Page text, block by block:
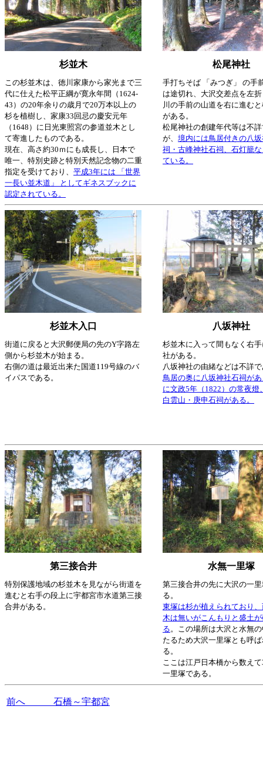
杉並木 松尾神社
この杉並木は、徳川家康から家光まで三
代に仕えた松平正綱が寛永年間（1624-
43）の20年余りの歳月で20万本以上の
杉を植樹し、家康33回忌の慶安元年
（1648）に日光東照宮の参道並木とし
て寄進したものである。
現在、高さ約30ｍにも成長し、日本で
唯一、特別史跡と特別天然記念物の二重
指定を受けており、 平成3年には 「世界
一長い並木道」 としてギネスブックに
認定されている。
手打ちそば 「みつぎ」 の手
は途切れ、大沢交差点を左
川の手前の山道を右に進む
がある。
松尾神社の創建年代等は不
が、 境内には鳥居付きの八
祠・古峰神社石祠、石灯籠
ている。
杉並木入口 八坂神社
街道に戻ると大沢郵便局の先のY字路左
側から杉並木が始まる。
右側の道は最近出来た国道119号線のバ
イパスである。
杉並木に入って間もなく右
社がある。
八坂神社の由緒などは不詳
鳥居の奥に八坂神社石祠が
に文政5年（1822）の常夜燈
白雲山・庚申石祠がある。
第三接合井 水無一里塚
特別保護地域の杉並木を見ながら街道を
進むと右手の段上に宇都宮市水道第三接
合井がある。
第三接合井の先に大沢の一
る。
東塚は杉が植えられており
木は無いがこんもりと盛土
る。この場所は大沢と水無
たるため大沢一里塚とも呼
る。
ここは江戸日本橋から数え
一里塚である。
前へ 石橋～宇都宮